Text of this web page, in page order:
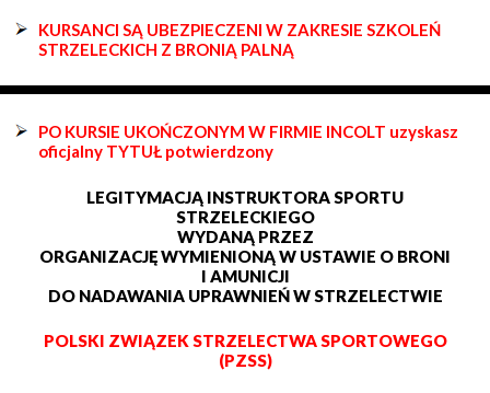
KURSANCI SĄ UBEZPIECZENI W ZAKRESIE SZKOLEŃ
STRZELECKICH Z BRONIĄ PALNĄ
PO KURSIE UKOŃCZONYM W FIRMIE INCOLT uzyskasz
oficjalny TYTUŁ potwierdzony
LEGITYMACJĄ INSTRUKTORA SPORTU
STRZELECKIEGO
WYDANĄ PRZEZ
ORGANIZACJĘ WYMIENIONĄ W USTAWIE O BRONI
I AMUNICJI
DO NADAWANIA UPRAWNIEŃ W STRZELECTWIE
POLSKI ZWIĄZEK STRZELECTWA SPORTOWEGO
(PZSS)